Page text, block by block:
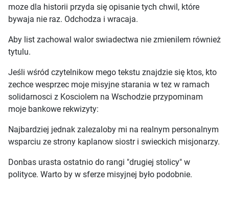
moze dla historii przyda się opisanie tych chwil, które
bywaja nie raz. Odchodza i wracaja.
Aby list zachowal walor swiadectwa nie zmienilem również
tytulu.
Jeśli wśród czytelnikow mego tekstu znajdzie się ktos, kto
zechce wesprzec moje misyjne starania w tez w ramach
solidarnosci z Kosciolem na Wschodzie przypominam
moje bankowe rekwizyty:
Najbardziej jednak zalezaloby mi na realnym personalnym
wsparciu ze strony kaplanow siostr i swieckich misjonarzy.
Donbas urasta ostatnio do rangi "drugiej stolicy" w
polityce. Warto by w sferze misyjnej było podobnie.